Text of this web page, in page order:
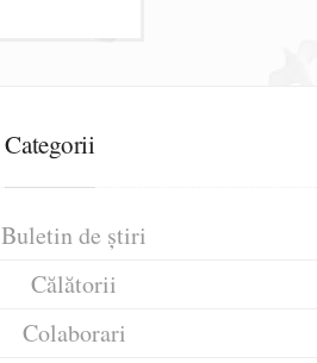
Categorii
Buletin de știri
Călătorii
Colaborari